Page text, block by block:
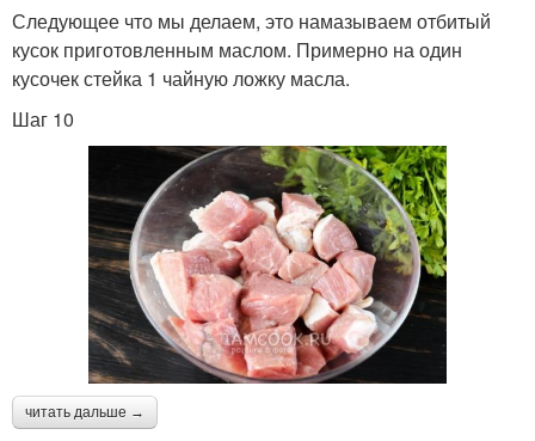
Следующее что мы делаем, это намазываем отбитый
кусок приготовленным маслом. Примерно на один
кусочек стейка 1 чайную ложку масла.
Шаг 10
читать дальше →